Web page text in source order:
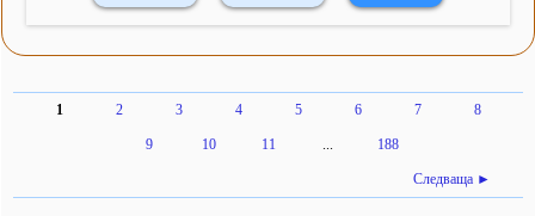
1 2 3 4 5 6 7 8
9 10 11 ... 188
Следваща ►